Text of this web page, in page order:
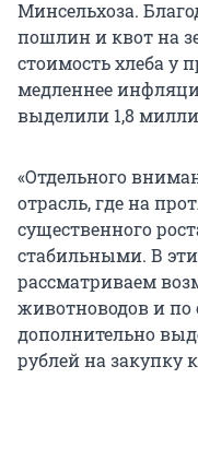
Минсельхоза.
пошлин и квот на
стоимость хлеба у
медленнее
выделили 1,8
«Отдельного
отрасль, где на
существенного
стабильными. В
рассматриваем
животноводов и по
дополнительно
рублей на закупку